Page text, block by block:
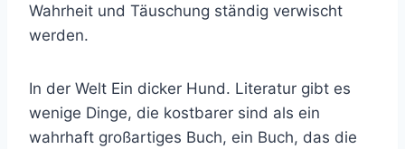
Wahrheit und Täuschung ständig verwischt
werden.
In der Welt Ein dicker Hund. Literatur gibt es
wenige Dinge, die kostbarer sind als ein
wahrhaft großartiges Buch, ein Buch, das die